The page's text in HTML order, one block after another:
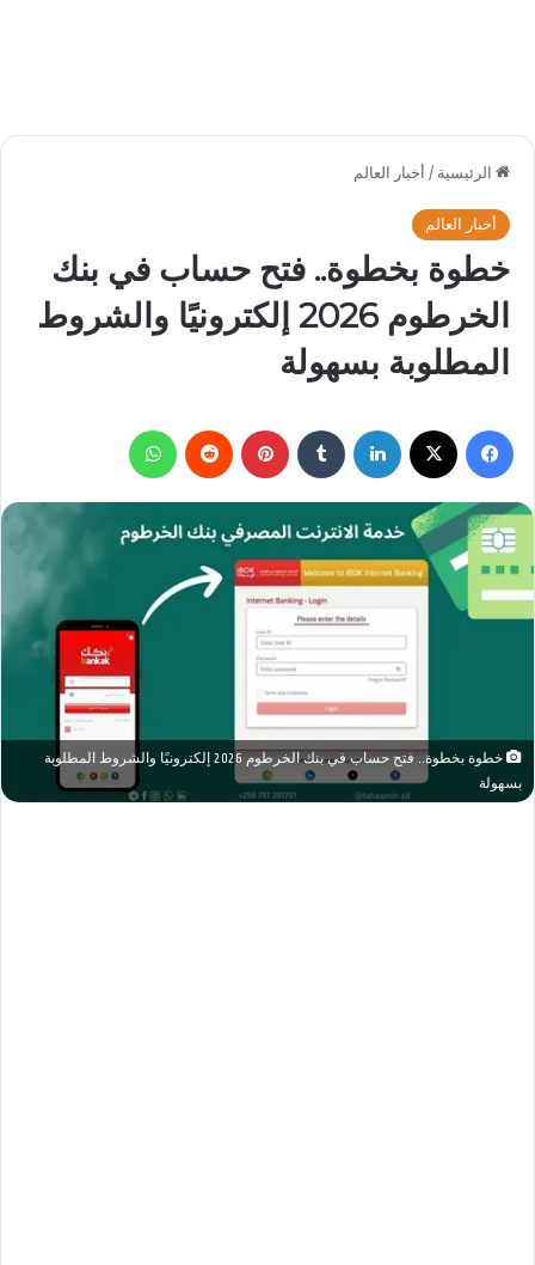
الرئيسية / أخبار العالم
أخبار العالم
خطوة بخطوة.. فتح حساب في بنك
الخرطوم 2026 إلكترونيًا والشروط
المطلوبة بسهولة
فيسبوك لينكدإن بينتيريست
خطوة بخطوة.. فتح حساب في بنك الخرطوم 2026 إلكترونيًا والشروط المطلوبة
بسهولة